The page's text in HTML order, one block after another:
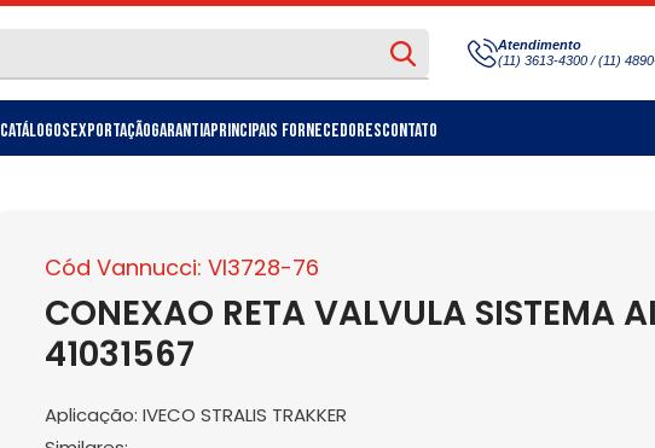
Atendimento
(11) 3613-4300 / (11)
CatálogosExportaçãoGarantiaPrincipais FornecedoresContato
Cód Vannucci: VI3728-76
CONEXAO RETA VALVULA SISTEMA
41031567
Aplicação: IVECO STRALIS TRAKKER